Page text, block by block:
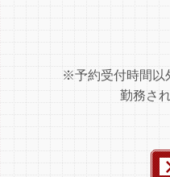
※予約受付時間以
勤務さ